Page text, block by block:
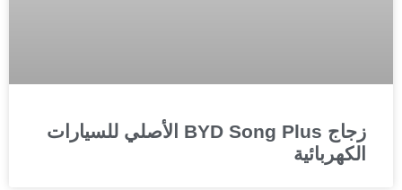
زجاج BYD Song Plus الأصلي للسيارات
الكهربائية